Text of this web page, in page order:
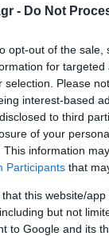
- Do Not
opt-out of the
for
selection. Please
interest-based
to third
of your
This information
Participants that
that this website/
but not
to Google and its
μισθός –
που ξεκινά
την αγορά
όλες τις